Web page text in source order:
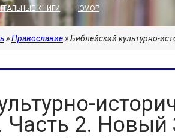
КНИГИ
ЮМОР
»Православие» Библейский культурно-
2. Новый